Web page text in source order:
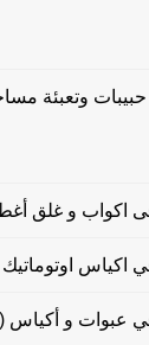
حبيبات وتعبئة
اكواب و غلق
اكياس اوتوماتيك
عبوات و أكياس (656)